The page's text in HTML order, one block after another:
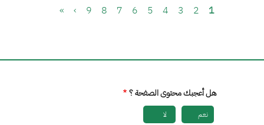
Pagination
Current page
1 الصفحة
2 الصفحة
3 الصفحة
4 الصفحة
5 الصفحة
6 الصفحة
7 الصفحة
8 الصفحة
9 الصفحة التالية›
Last page
»
هل أعجبك محتوى الصفحة ؟
نعم لا